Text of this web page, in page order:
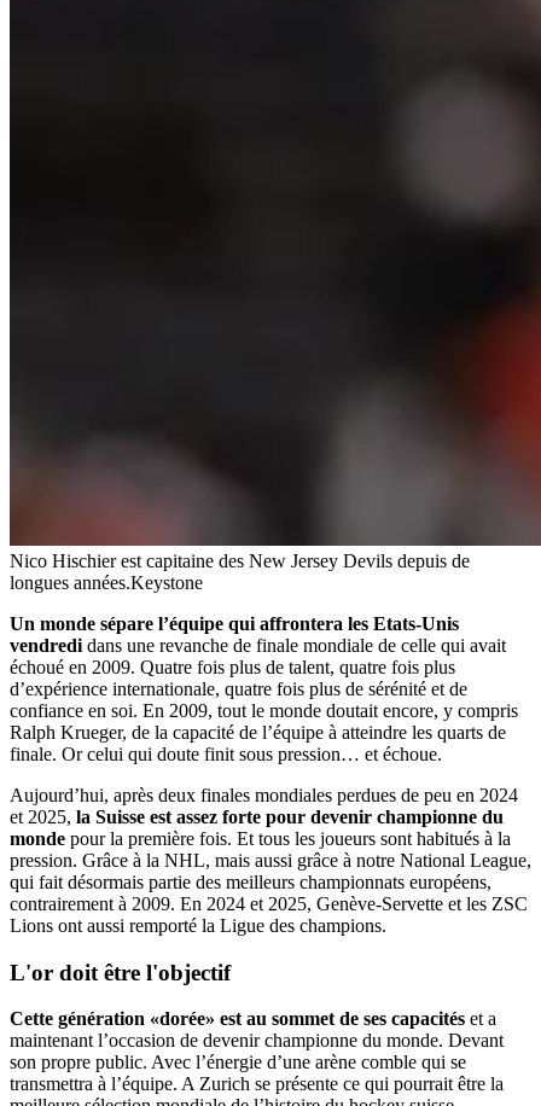
Nico Hischier est capitaine des New Jersey Devils depuis de
longues années.Keystone
Un monde sépare l’équipe qui affrontera les Etats-Unis
vendredi dans une revanche de finale mondiale de celle qui avait
échoué en 2009. Quatre fois plus de talent, quatre fois plus
d’expérience internationale, quatre fois plus de sérénité et de
confiance en soi. En 2009, tout le monde doutait encore, y compris
Ralph Krueger, de la capacité de l’équipe à atteindre les quarts de
finale. Or celui qui doute finit sous pression… et échoue.
Aujourd’hui, après deux finales mondiales perdues de peu en 2024
et 2025, la Suisse est assez forte pour devenir championne du
monde pour la première fois. Et tous les joueurs sont habitués à la
pression. Grâce à la NHL, mais aussi grâce à notre National League,
qui fait désormais partie des meilleurs championnats européens,
contrairement à 2009. En 2024 et 2025, Genève-Servette et les ZSC
Lions ont aussi remporté la Ligue des champions.
L'or doit être l'objectif
Cette génération «dorée» est au sommet de ses capacités et a
maintenant l’occasion de devenir championne du monde. Devant
son propre public. Avec l’énergie d’une arène comble qui se
transmettra à l’équipe. A Zurich se présente ce qui pourrait être la